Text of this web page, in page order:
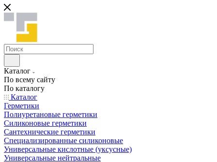
Каталог
По всему сайту
По каталогу
Каталог
Герметики
Полиуретановые герметики
Силиконовые герметики
Сантехнические герметики
Специализированные силиконовые
Универсальные кислотные (уксусные)
Универсальные нейтральные